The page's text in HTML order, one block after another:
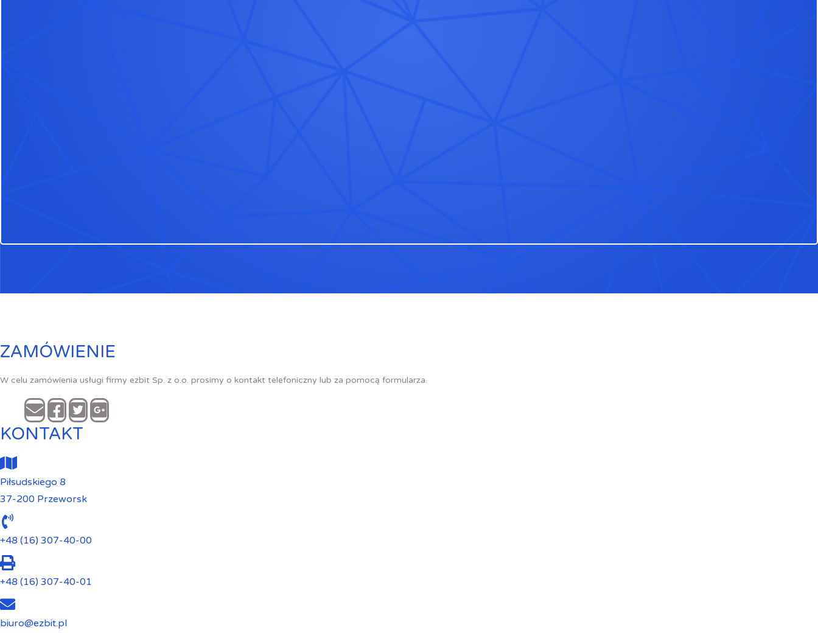
ZAMÓWIENIE
W celu zamówienia usługi firmy ezbit Sp. z o.o. prosimy o kontakt telefoniczny lub za pomocą formularza.
KONTAKT
Piłsudskiego 8
37-200 Przeworsk
+48 (16) 307-40-00
+48 (16) 307-40-01
biuro@ezbit.pl